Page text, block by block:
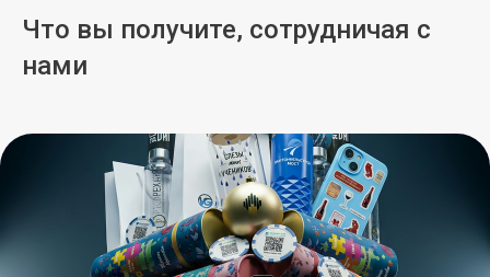
Что вы получите, сотрудничая с
нами